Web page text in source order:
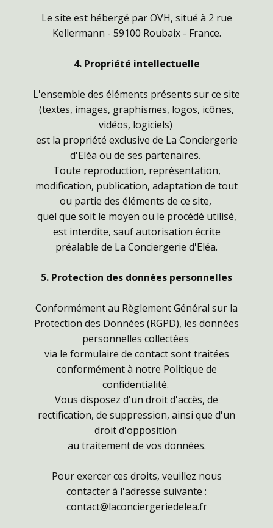
Le site est hébergé par OVH, situé à 2 rue
Kellermann - 59100 Roubaix - France.
4. Propriété intellectuelle
L'ensemble des éléments présents sur ce site
(textes, images, graphismes, logos, icônes,
vidéos, logiciels)
est la propriété exclusive de La Conciergerie
d'Eléa ou de ses partenaires.
Toute reproduction, représentation,
modification, publication, adaptation de tout
ou partie des éléments de ce site,
quel que soit le moyen ou le procédé utilisé,
est interdite, sauf autorisation écrite
préalable de La Conciergerie d'Eléa.
5. Protection des données personnelles
Conformément au Règlement Général sur la
Protection des Données (RGPD), les données
personnelles collectées
via le formulaire de contact sont traitées
conformément à notre Politique de
confidentialité.
Vous disposez d'un droit d'accès, de
rectification, de suppression, ainsi que d'un
droit d'opposition
au traitement de vos données.
Pour exercer ces droits, veuillez nous
contacter à l'adresse suivante :
contact@laconciergeriedelea.fr